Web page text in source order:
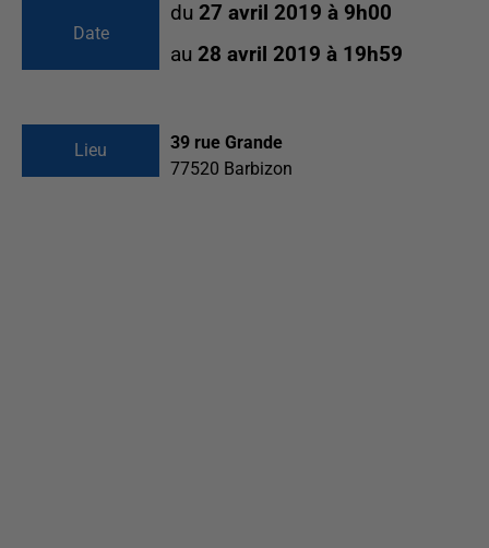
Date
du 27 avril 2019 à 9h00
au 28 avril 2019 à 19h59
Lieu
39 rue Grande
77520 Barbizon